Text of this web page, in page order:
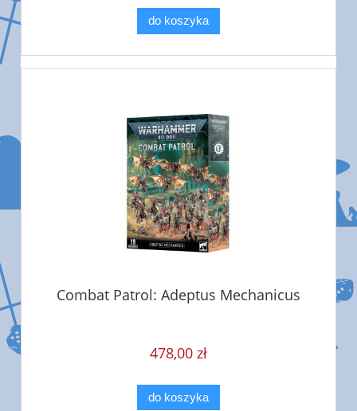
do koszyka
Combat Patrol: Adeptus Mechanicus
478,00 zł
do koszyka